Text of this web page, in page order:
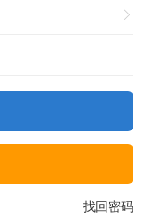
找回密码